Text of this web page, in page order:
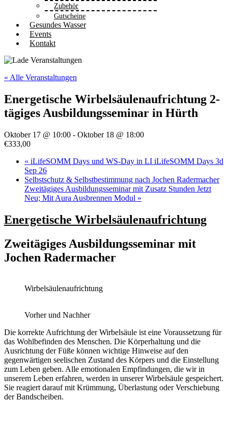
Zubehör
Gutscheine
Gesundes Wasser
Events
Kontakt
« Alle Veranstaltungen
Energetische Wirbelsäulenaufrichtung 2-
tägiges Ausbildungsseminar in Hürth
Oktober 17 @ 10:00 - Oktober 18 @ 18:00
€333,00
« iLifeSOMM Days und WS-Day in LI iLifeSOMM Days 3d
Sep 26
Selbstschutz & Selbstbestimmung nach Jochen Radermacher
Zweitägiges Ausbildungsseminar mit Zusatz Stunden Jetzt
Neu; Mit Aura Ausbrennen Modul »
Energetische Wirbelsäulenaufrichtung
Zweitägiges Ausbildungsseminar mit
Jochen Radermacher
Wirbelsäulenaufrichtung
Vorher und Nachher
Die korrekte Aufrichtung der Wirbelsäule ist eine Voraussetzung für
das Wohlbefinden des Menschen. Die Körperhaltung und die
Ausrichtung der Füße können wichtige Hinweise auf den
gegenwärtigen seelischen Zustand des Körpers und die Einstellung
zum Leben geben. Alle emotionalen Empfindungen, die wir in
unserem Leben erfahren, werden in unserer Wirbelsäule gespeichert.
Sie reagiert darauf mit Krümmung, Überlastung oder Verschiebung
der Bandscheiben.